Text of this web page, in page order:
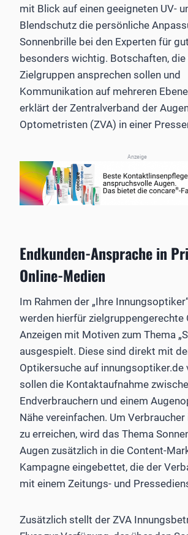
mit Blick auf einen geeigneten UV-
Blendschutz die persönliche
Sonnenbrille bei den Experten für
besonders wichtig. Botschaften, die
Zielgruppen ansprechen sollen und
Kommunikation auf mehreren
erklärt der Zentralverband der
Optometristen (ZVA) in einer
Anzeige
Endkunden-Ansprache in
Online-Medien
Im Rahmen der „Ihre
werden hierfür zielgruppengerechte
Anzeigen mit Motiven zum Thema
ausgespielt. Diese sind direkt mit
Optikersuche auf innungsoptiker.de
sollen die Kontaktaufnahme
Endverbrauchern und einem
Nähe vereinfachen. Um
zu erreichen, wird das Thema
Augen zusätzlich in die Content-
Kampagne eingebettet, die der
mit einem Zeitungs- und
Zusätzlich stellt der ZVA